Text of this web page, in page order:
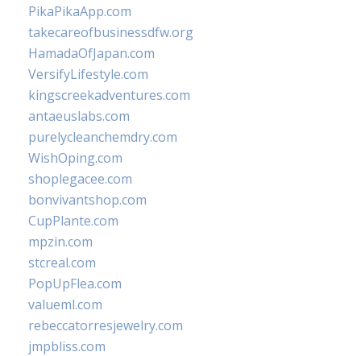
PikaPikaApp.com
takecareofbusinessdfw.org
HamadaOfJapan.com
VersifyLifestyle.com
kingscreekadventures.com
antaeuslabs.com
purelycleanchemdry.com
WishOping.com
shoplegacee.com
bonvivantshop.com
CupPlante.com
mpzin.com
stcreal.com
PopUpFlea.com
valueml.com
rebeccatorresjewelry.com
jmpbliss.com